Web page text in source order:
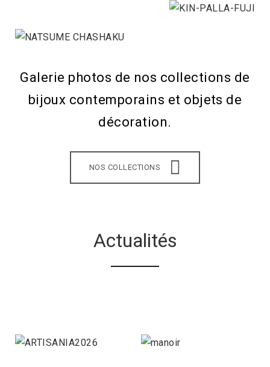
Galerie photos de nos collections de
bijoux contemporains et objets de
décoration.
NOS COLLECTIONS
Actualités